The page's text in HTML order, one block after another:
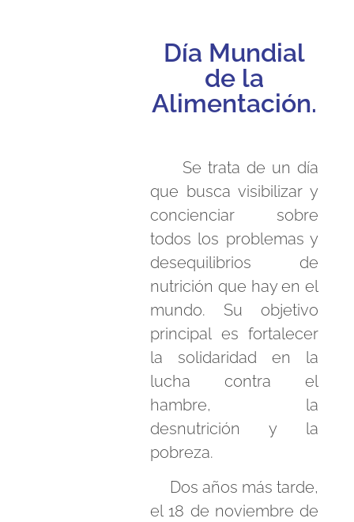
Día Mundial
de la
Alimentación.
Se trata de un día
que busca visibilizar y
concienciar sobre
todos los problemas y
desequilibrios de
nutrición que hay en el
mundo. Su objetivo
principal es fortalecer
la solidaridad en la
lucha contra el
hambre, la
desnutrición y la
pobreza.
Dos años más tarde,
el 18 de noviembre de